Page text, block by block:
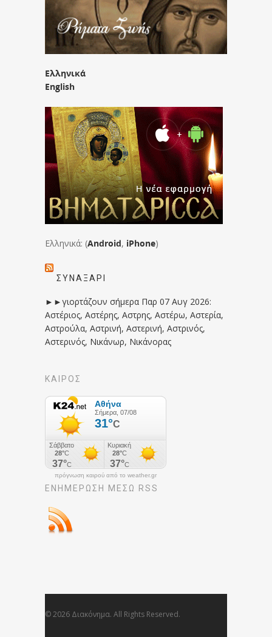
Ελληνικά
English
Ελληνικά: (Android, iPhone)
ΣΥΝΑΞΆΡΙ
►►γιορτάζουν σήμερα Παρ 07 Αυγ 2026:
Αστέριος, Αστέρης, Αστρης, Αστέρω, Αστερία,
Αστρούλα, Αστρινή, Αστερινή, Αστρινός,
Αστερινός, Νικάνωρ, Νικάνορας
ΚΑΙΡΟΣ
πρόγνωση καιρού από το weather.gr
ΕΝΗΜΈΡΩΣΉ ΜΕΣΩ RSS
© 2026 Διακόνημα. All Rights Reserved.